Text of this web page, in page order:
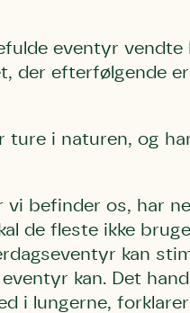
eventyr vendte
der efterfølgende
ture i naturen, og
befinder os, har
de fleste ikke
kan
kan. Det
i lungerne, forklarer